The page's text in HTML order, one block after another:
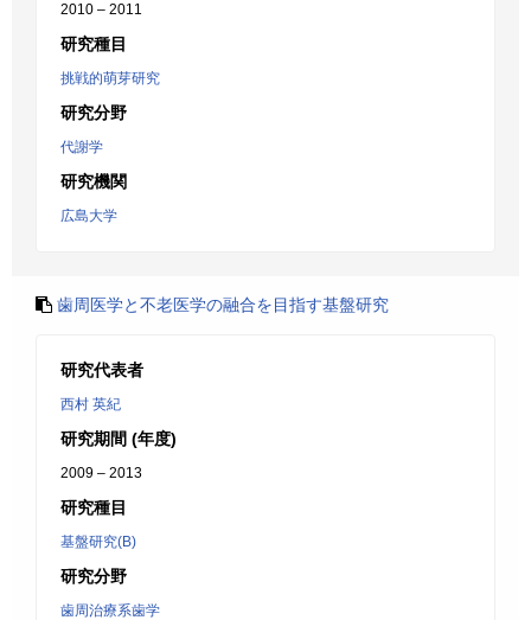
2010 – 2011
研究種目
挑戦的萌芽研究
研究分野
代謝学
研究機関
広島大学
歯周医学と不老医学の融合を目指す基盤研究
研究代表者
西村 英紀
研究期間 (年度)
2009 – 2013
研究種目
基盤研究(B)
研究分野
歯周治療系歯学